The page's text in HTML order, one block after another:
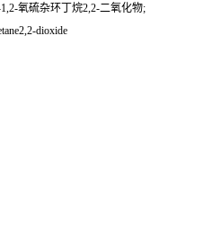
氧硫杂环丁烷2,2-二氧化物;
dioxide